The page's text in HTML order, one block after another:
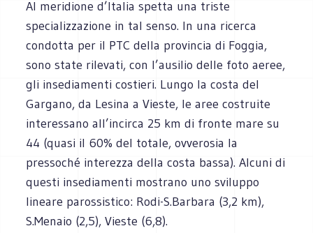
Al meridione d’Italia spetta una triste
specializzazione in tal senso. In una ricerca
condotta per il PTC della provincia di Foggia,
sono state rilevati, con l’ausilio delle foto aeree,
gli insediamenti costieri. Lungo la costa del
Gargano, da Lesina a Vieste, le aree costruite
interessano all’incirca 25 km di fronte mare su
44 (quasi il 60% del totale, ovverosia la
pressoché interezza della costa bassa). Alcuni di
questi insediamenti mostrano uno sviluppo
lineare parossistico: Rodi-S.Barbara (3,2 km),
S.Menaio (2,5), Vieste (6,8).